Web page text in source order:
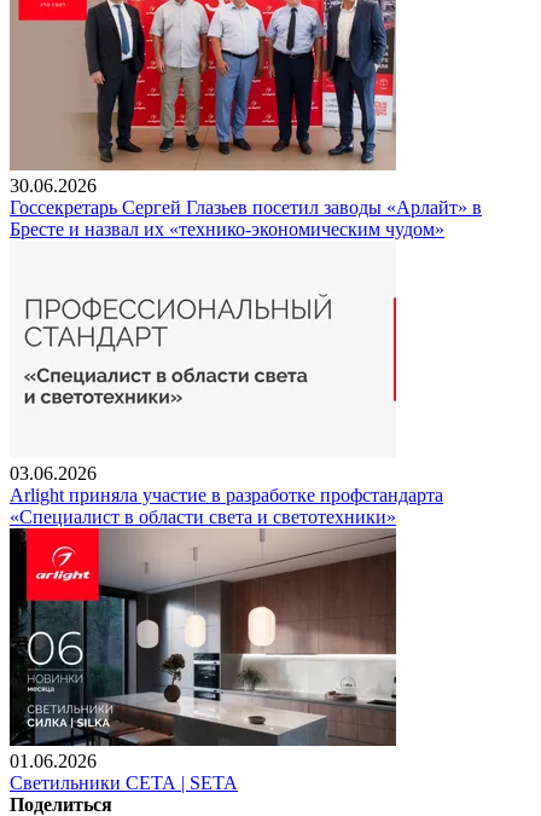
30.06.2026
Госсекретарь Сергей Глазьев посетил заводы «Арлайт» в
Бресте и назвал их «технико-экономическим чудом»
03.06.2026
Arlight приняла участие в разработке профстандарта
«Специалист в области света и светотехники»
01.06.2026
Светильники СЕТА | SETA
Поделиться